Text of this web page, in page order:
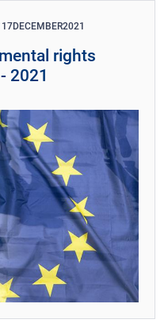
17DECEMBER2021
rights
2021